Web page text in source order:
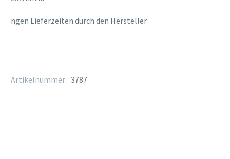
osteopathe-nyon-cabinet-monney
ngen Lieferzeiten durch den Hersteller
Artikelnummer: 3787